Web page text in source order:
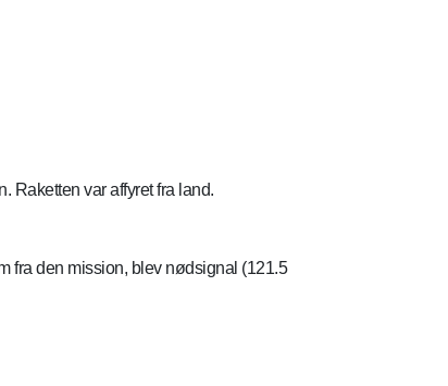
Raketten var affyret fra land.
fra den mission, blev nødsignal (121.5